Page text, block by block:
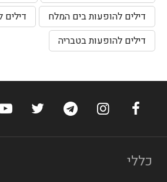
דילים להופעות בים המלח
דילים להופעות בטבריה
ערוץ הפייסבוק של
ערוץ האינסטגרם
ערוץ הטלגרם
ערוץ
כללי